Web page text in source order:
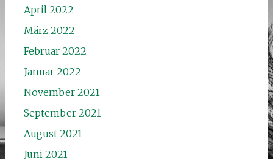
April 2022
März 2022
Februar 2022
Januar 2022
November 2021
September 2021
August 2021
Juni 2021